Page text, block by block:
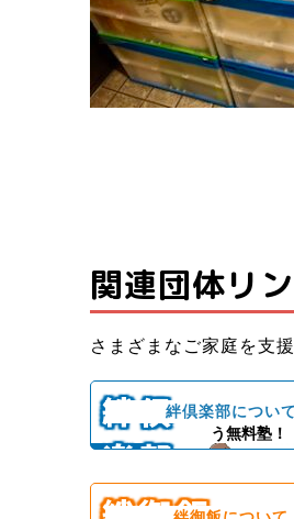
関連団体リ
さまざまなご家庭を支
絆倶
楽部
子どもの気
う無料塾！
子どもたちと親御さんの
どもたちの成長を支える
絆倶楽部について
ひとり親家庭、障がい者
材配布で支援！